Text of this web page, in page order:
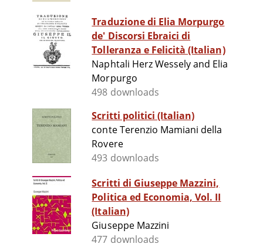
Traduzione di Elia Morpurgo
de' Discorsi Ebraici di
Tolleranza e Felicità (Italian)
Naphtali Herz Wessely and Elia
Morpurgo
498 downloads
Scritti politici (Italian)
conte Terenzio Mamiani della
Rovere
493 downloads
Scritti di Giuseppe Mazzini,
Politica ed Economia, Vol. II
(Italian)
Giuseppe Mazzini
477 downloads